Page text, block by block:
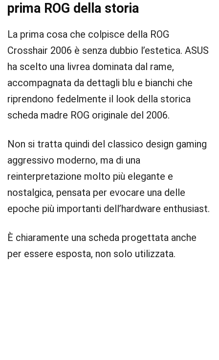
prima ROG della storia
La prima cosa che colpisce della ROG
Crosshair 2006 è senza dubbio l’estetica. ASUS
ha scelto una livrea dominata dal rame,
accompagnata da dettagli blu e bianchi che
riprendono fedelmente il look della storica
scheda madre ROG originale del 2006.
Non si tratta quindi del classico design gaming
aggressivo moderno, ma di una
reinterpretazione molto più elegante e
nostalgica, pensata per evocare una delle
epoche più importanti dell’hardware enthusiast.
È chiaramente una scheda progettata anche
per essere esposta, non solo utilizzata.